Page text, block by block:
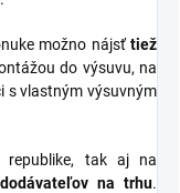
možno nájsťtiež
do výsuvu, na
s vlastným výsuvným
republike, tak aj na
na trhu.